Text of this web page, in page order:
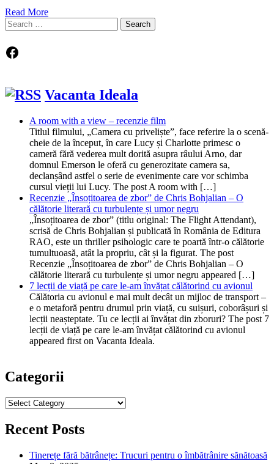
Read More
Search
for:
Facebook
Vacanta Ideala
A room with a view – recenzie film
Titlul filmului, „Camera cu priveliște”, face referire la o scenă-
cheie de la început, în care Lucy și Charlotte primesc o
cameră fără vederea mult dorită asupra râului Arno, dar
domnul Emerson le oferă cu generozitate camera sa,
declanșând astfel o serie de evenimente care vor schimba
cursul vieții lui Lucy. The post A room with […]
Recenzie „Însoțitoarea de zbor” de Chris Bohjalian – O
călătorie literară cu turbulențe și umor negru
„Însoțitoarea de zbor” (titlu original: The Flight Attendant),
scrisă de Chris Bohjalian și publicată în România de Editura
RAO, este un thriller psihologic care te poartă într-o călătorie
tumultuoasă, atât la propriu, cât și la figurat. The post
Recenzie „Însoțitoarea de zbor” de Chris Bohjalian – O
călătorie literară cu turbulențe și umor negru appeared […]
7 lecții de viață pe care le-am învățat călătorind cu avionul
Călătoria cu avionul e mai mult decât un mijloc de transport –
e o metaforă pentru drumul prin viață, cu suișuri, coborâșuri și
lecții neașteptate. Tu ce lecții ai învățat din zboruri? The post 7
lecții de viață pe care le-am învățat călătorind cu avionul
appeared first on Vacanta Ideala.
Categorii
Categorii
Recent Posts
Tinerețe fără bătrânețe: Trucuri pentru o îmbătrânire sănătoasă